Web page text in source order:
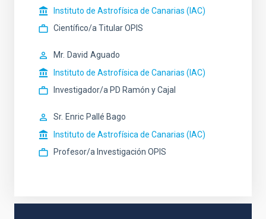
Instituto de Astrofísica de Canarias (IAC)
Científico/a Titular OPIS
Mr. David Aguado
Instituto de Astrofísica de Canarias (IAC)
Investigador/a PD Ramón y Cajal
Sr. Enric Pallé Bago
Instituto de Astrofísica de Canarias (IAC)
Profesor/a Investigación OPIS